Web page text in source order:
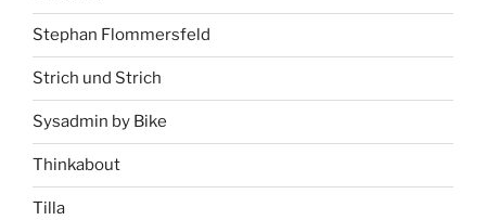
Stephan Flommersfeld
Strich und Strich
Sysadmin by Bike
Thinkabout
Tilla